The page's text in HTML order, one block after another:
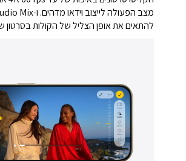
להתאים את אופן הצליל של הקולות בסרטון